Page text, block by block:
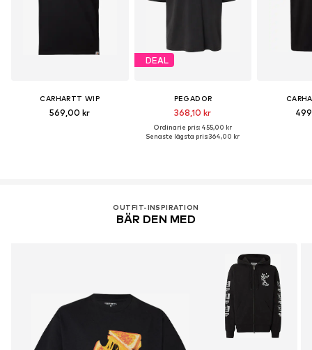
CARHARTT WIP
569,00 kr
DEAL
PEGADOR
368,10 kr
Ordinarie pris: 455,00 kr
Senaste lägsta pris:364,00 kr
OUTFIT-INSPIRATION
BÄR DEN MED